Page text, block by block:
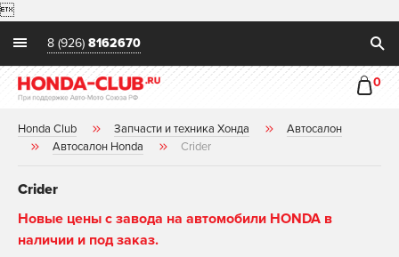

8 (926) 8162670
0
Honda Club Запчасти и техника Хонда
Автосалон
Автосалон Honda
Crider
Crider
Новые цены с завода на автомобили HONDA в
наличии и под заказ.